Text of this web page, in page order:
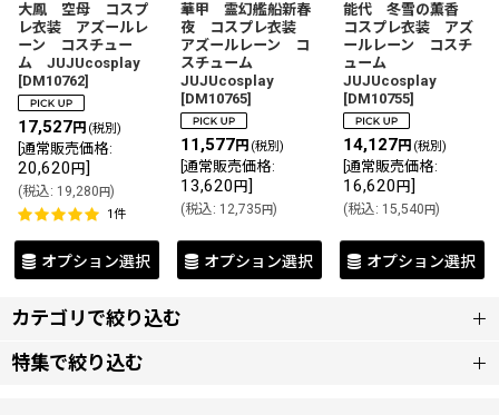
大鳳 空母 コスプ
レ衣装 アズールレ
ーン コスチュー
ム JUJUcosplay
[DM10762]
17,527円 (税別)
通常販売価格:
20,620 円]
(税込: 19,280 円)
1件
オプション選択
華甲 霊幻艦船新春
夜 コスプレ衣装
アズールレーン コ
スチューム
JUJUcosplay
[DM10765]
11,577円 (税別)
通常販売価格:
13,620 円]
(税込: 12,735 円)
オプション選択
能代 冬雪の薫香
コスプレ衣装 アズ
ールレーン コスチ
ューム
JUJUcosplay
[DM10755]
14,127円 (税別)
通常販売価格:
16,620 円]
(税込: 15,540 円)
オプション選択
カテゴリで絞り込む
特集で絞り込む